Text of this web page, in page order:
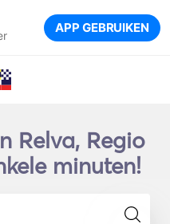
APP GEBRUIKEN
Relva, Regio
minuten!